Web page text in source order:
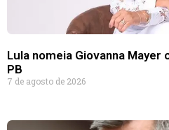
Lula nomeia Giovanna
PB
7 de agosto de 2026